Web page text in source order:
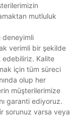
mutluluk
deneyimli
verimli bir şekilde
Kalite
için tüm süreci
olup her
müşterilerimize
garanti ediyoruz.
sorunuz varsa veya